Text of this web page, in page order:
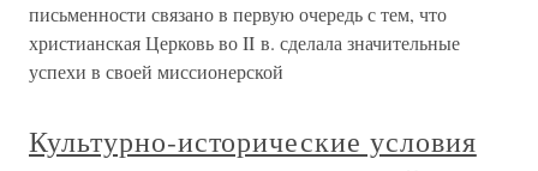
письменности связано в первую очередь с тем, что
христианская Церковь во II в. сделала значительные
успехи в своей миссионерской
Культурно-исторические условия